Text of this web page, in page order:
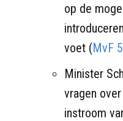
op de
voet (MvF
Minister
vragen
instroom